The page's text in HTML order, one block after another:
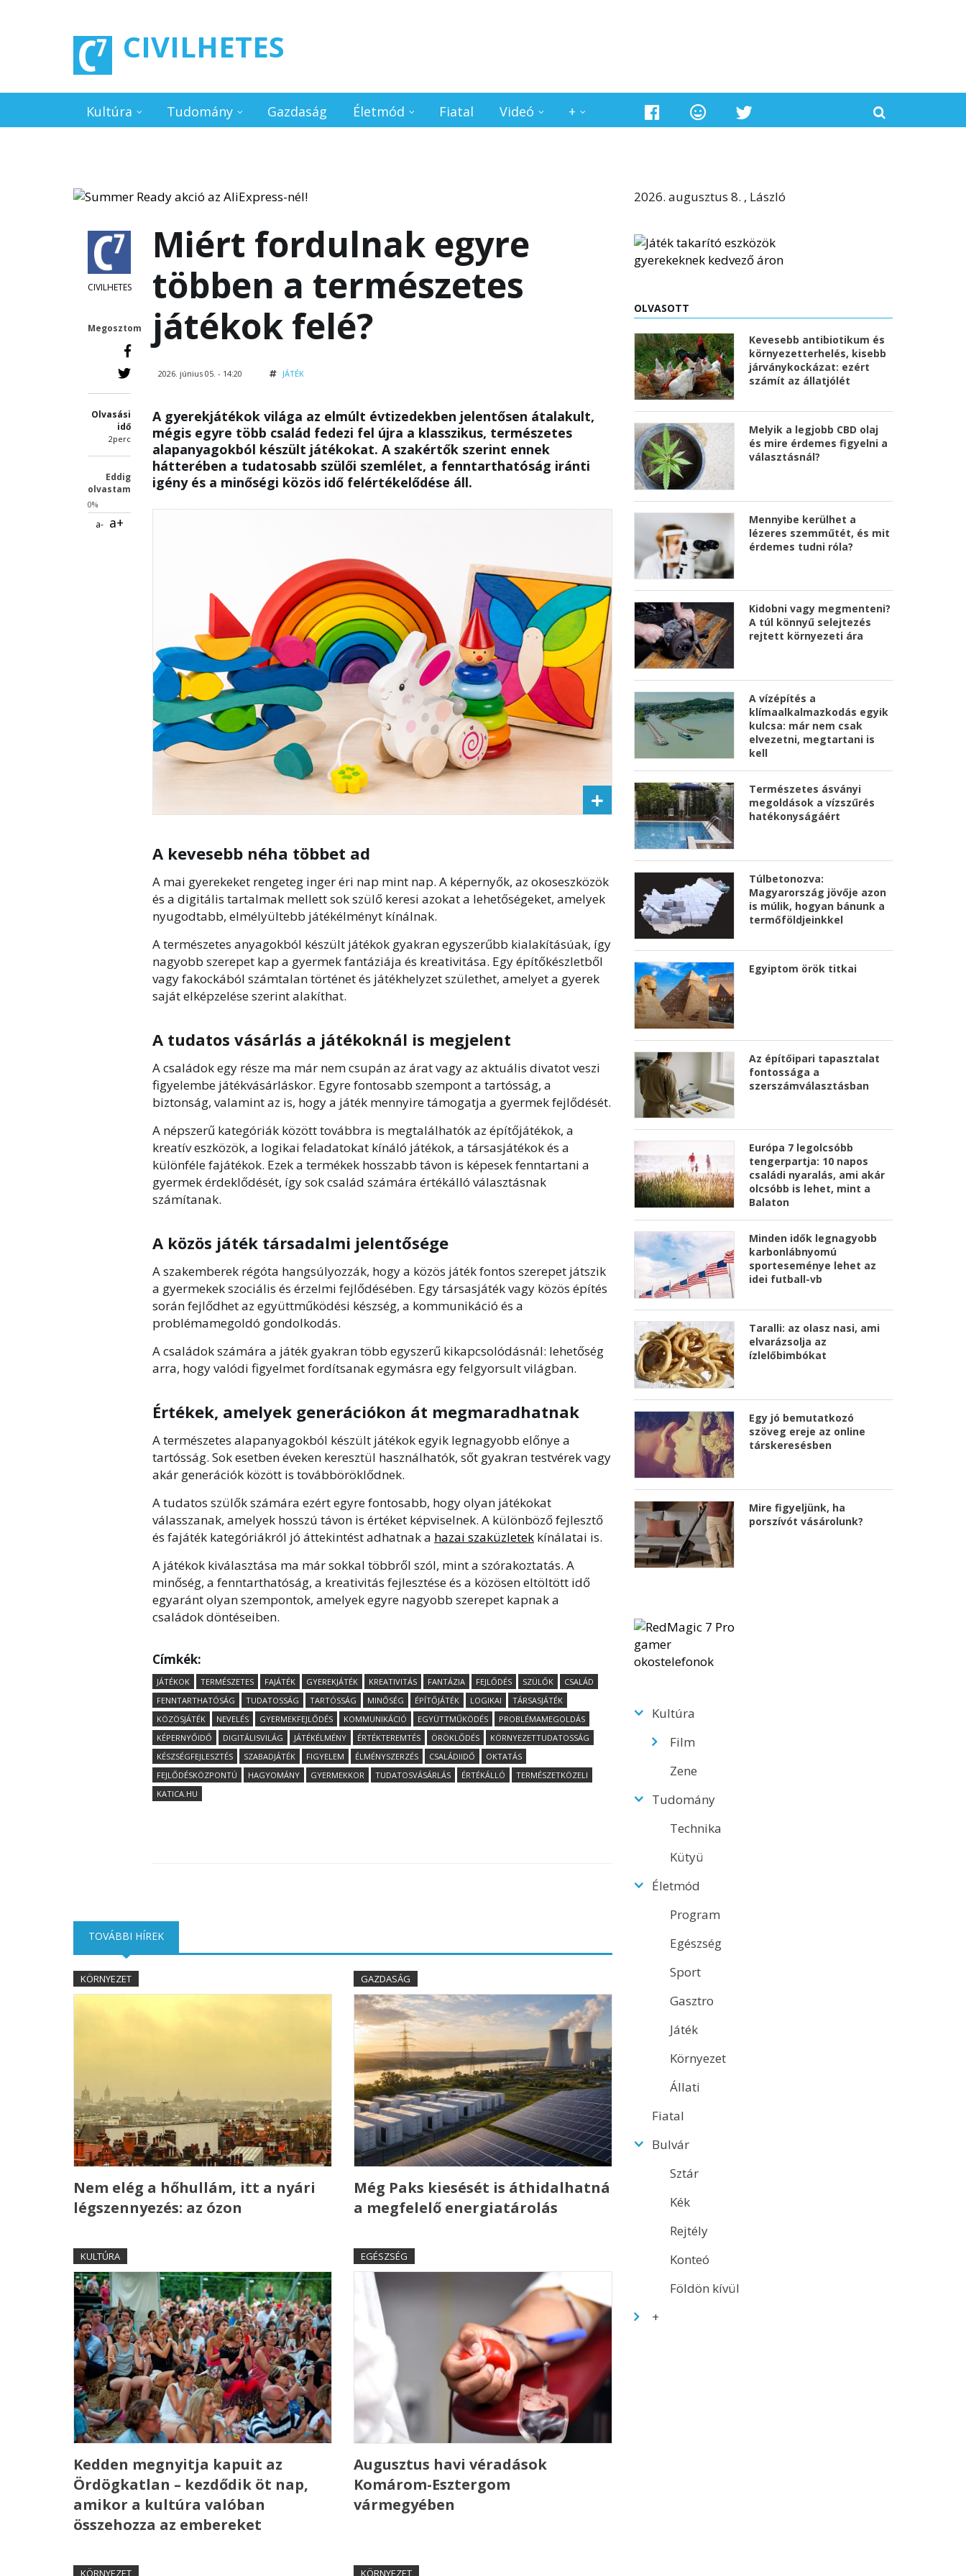
CIVILHETES
Kultúra Tudomány Gazdaság Életmód Fiatal Videó +
CIVILHETES
Megosztom
Olvasási
idő
2perc
Eddig
olvastam
0%
a- a+
Miért fordulnak egyre
többen a természetes
játékok felé?
2026. június 05. - 14:20 JÁTÉK
A gyerekjátékok világa az elmúlt évtizedekben jelentősen átalakult,
mégis egyre több család fedezi fel újra a klasszikus, természetes
alapanyagokból készült játékokat. A szakértők szerint ennek
hátterében a tudatosabb szülői szemlélet, a fenntarthatóság iránti
igény és a minőségi közös idő felértékelődése áll.
A kevesebb néha többet ad
A mai gyerekeket rengeteg inger éri nap mint nap. A képernyők, az okoseszközök
és a digitális tartalmak mellett sok szülő keresi azokat a lehetőségeket, amelyek
nyugodtabb, elmélyültebb játékélményt kínálnak.
A természetes anyagokból készült játékok gyakran egyszerűbb kialakításúak, így
nagyobb szerepet kap a gyermek fantáziája és kreativitása. Egy építőkészletből
vagy fakockából számtalan történet és játékhelyzet születhet, amelyet a gyerek
saját elképzelése szerint alakíthat.
A tudatos vásárlás a játékoknál is megjelent
A családok egy része ma már nem csupán az árat vagy az aktuális divatot veszi
figyelembe játékvásárláskor. Egyre fontosabb szempont a tartósság, a
biztonság, valamint az is, hogy a játék mennyire támogatja a gyermek fejlődését.
A népszerű kategóriák között továbbra is megtalálhatók az építőjátékok, a
kreatív eszközök, a logikai feladatokat kínáló játékok, a társasjátékok és a
különféle fajátékok. Ezek a termékek hosszabb távon is képesek fenntartani a
gyermek érdeklődését, így sok család számára értékálló választásnak
számítanak.
A közös játék társadalmi jelentősége
A szakemberek régóta hangsúlyozzák, hogy a közös játék fontos szerepet játszik
a gyermekek szociális és érzelmi fejlődésében. Egy társasjáték vagy közös építés
során fejlődhet az együttműködési készség, a kommunikáció és a
problémamegoldó gondolkodás.
A családok számára a játék gyakran több egyszerű kikapcsolódásnál: lehetőség
arra, hogy valódi figyelmet fordítsanak egymásra egy felgyorsult világban.
Értékek, amelyek generációkon át megmaradhatnak
A természetes alapanyagokból készült játékok egyik legnagyobb előnye a
tartósság. Sok esetben éveken keresztül használhatók, sőt gyakran testvérek vagy
akár generációk között is továbböröklődnek.
A tudatos szülők számára ezért egyre fontosabb, hogy olyan játékokat
válasszanak, amelyek hosszú távon is értéket képviselnek. A különböző fejlesztő
és fajáték kategóriákról jó áttekintést adhatnak a hazai szaküzletek kínálatai is.
A játékok kiválasztása ma már sokkal többről szól, mint a szórakoztatás. A
minőség, a fenntarthatóság, a kreativitás fejlesztése és a közösen eltöltött idő
egyaránt olyan szempontok, amelyek egyre nagyobb szerepet kapnak a
családok döntéseiben.
Címkék:
JÁTÉKOK TERMÉSZETES FAJÁTÉK GYEREKJÁTÉK KREATIVITÁS FANTÁZIA FEJLŐDÉS SZÜLŐK
CSALÁD
FENNTARTHATÓSÁG
TUDATOSSÁG TARTÓSSÁG MINŐSÉG ÉPÍTŐJÁTÉK LOGIKAI
TÁRSASJÁTÉK
KÖZÖSJÁTÉK
NEVELÉS GYERMEKFEJLŐDÉS KOMMUNIKÁCIÓ EGYÜTTMŰKÖDÉS
PROBLÉMAMEGOLDÁS
KÉPERNYŐIDŐ
DIGITÁLISVILÁG JÁTÉKÉLMÉNY ÉRTÉKTEREMTÉS ÖRÖKLŐDÉS
KÖRNYEZETTUDATOSSÁG
KÉSZSÉGFEJLESZTÉS
SZABADJÁTÉK FIGYELEM ÉLMÉNYSZERZÉS CSALÁDIIDŐ
OKTATÁS
FEJLŐDÉSKÖZPONTÚ
HAGYOMÁNY GYERMEKKOR TUDATOSVÁSÁRLÁS ÉRTÉKÁLLÓ
TERMÉSZETKÖZELI
KATICA.HU
TOVÁBBI HÍREK
KÖRNYEZET
Nem elég a hőhullám, itt a nyári
légszennyezés: az ózon
GAZDASÁG
Még Paks kiesését is áthidalhatná
a megfelelő energiatárolás
KULTÚRA
Kedden megnyitja kapuit az
Ördögkatlan – kezdődik öt nap,
amikor a kultúra valóban
összehozza az embereket
EGÉSZSÉG
Augusztus havi véradások
Komárom-Esztergom
vármegyében
KÖRNYEZET KÖRNYEZET
2026. augusztus 8. , László
OLVASOTT
Kevesebb antibiotikum és
környezetterhelés, kisebb
járványkockázat: ezért
számít az állatjólét
Melyik a legjobb CBD olaj
és mire érdemes figyelni a
választásnál?
Mennyibe kerülhet a
lézeres szemműtét, és mit
érdemes tudni róla?
Kidobni vagy megmenteni?
A túl könnyű selejtezés
rejtett környezeti ára
A vízépítés a
klímaalkalmazkodás egyik
kulcsa: már nem csak
elvezetni, megtartani is
kell
Természetes ásványi
megoldások a vízszűrés
hatékonyságáért
Túlbetonozva:
Magyarország jövője azon
is múlik, hogyan bánunk a
termőföldjeinkkel
Egyiptom örök titkai
Az építőipari tapasztalat
fontossága a
szerszámválasztásban
Európa 7 legolcsóbb
tengerpartja: 10 napos
családi nyaralás, ami akár
olcsóbb is lehet, mint a
Balaton
Minden idők legnagyobb
karbonlábnyomú
sporteseménye lehet az
idei futball-vb
Taralli: az olasz nasi, ami
elvarázsolja az
ízlelőbimbókat
Egy jó bemutatkozó
szöveg ereje az online
társkeresésben
Mire figyeljünk, ha
porszívót vásárolunk?
Kultúra
Film
Zene
Tudomány
Technika
Kütyü
Életmód
Program
Egészség
Sport
Gasztro
Játék
Környezet
Állati
Fiatal
Bulvár
Sztár
Kék
Rejtély
Konteó
Földön kívül
+